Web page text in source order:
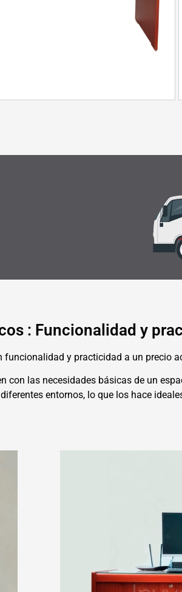
: Funcionalidad y
y practicidad a un precio
las necesidades básicas de un
entornos, lo que los hace